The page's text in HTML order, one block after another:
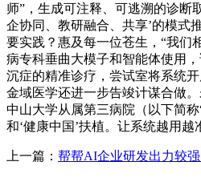
师”，生成可注释、可逃溯的诊断
企协同、教研融合、共享’的模式
要实践？惠及每一位苍生，“我们
病专科垂曲大模子和智能体使用
沉症的精准诊疗，尝试室将系统
金域医学还进一步告竣计谋合做
中山大学从属第三病院（以下简
和‘健康中国’扶植。让系统越用
上一篇： 帮帮AI企业研发出力较